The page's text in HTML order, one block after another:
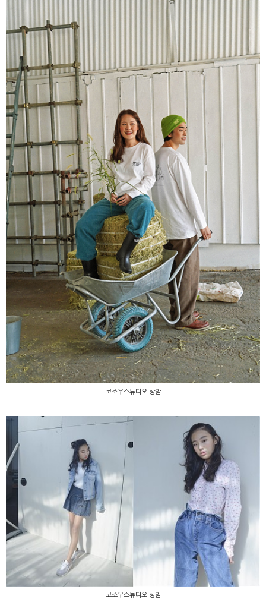
코조우스튜디오 상암
코조우스튜디오 상암
코조우스튜디오 상암
코조우스튜디오 상암